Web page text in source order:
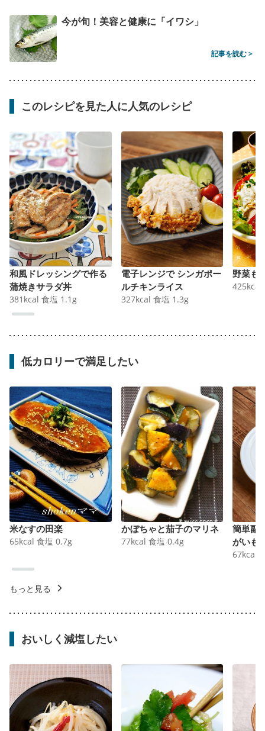
今が旬！美容と健康に「イワシ」
記事を読む >
このレシピを見た人に人気のレシピ
和風ドレッシングで作る
蒲焼きサラダ丼
381 kcal 食塩 1.1 g
電子レンジで シンガポー
ルチキンライス
327kcal 食塩 1.3g
野菜も
425kcal
低カロリーで満足したい
米なすの田楽
65kcal 食塩 0.7g
かぼちゃと茄子のマリネ
77kcal 食塩 0.4g
簡単副
がいも
67kcal
もっと見る
おいしく減塩したい